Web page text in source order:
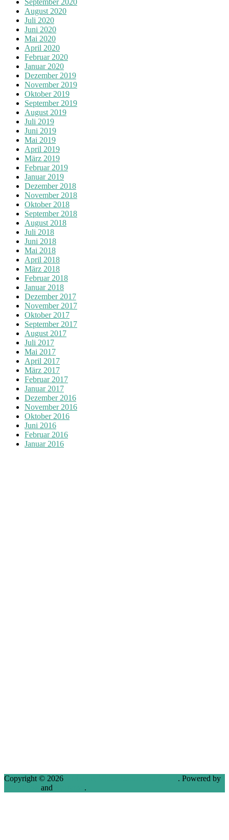
August 2020
Juli 2020
Juni 2020
Mai 2020
April 2020
Februar 2020
Januar 2020
Dezember 2019
November 2019
Oktober 2019
September 2019
August 2019
Juli 2019
Juni 2019
Mai 2019
April 2019
März 2019
Februar 2019
Januar 2019
Dezember 2018
November 2018
Oktober 2018
September 2018
August 2018
Juli 2018
Juni 2018
Mai 2018
April 2018
März 2018
Februar 2018
Januar 2018
Dezember 2017
November 2017
Oktober 2017
September 2017
August 2017
Juli 2017
Mai 2017
April 2017
März 2017
Februar 2017
Januar 2017
Dezember 2016
November 2016
Oktober 2016
Juni 2016
Februar 2016
Januar 2016
Copyright © 2026
. Powered by
and .